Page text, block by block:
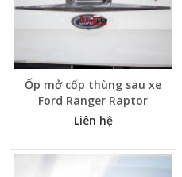
Ốp mở cốp thùng sau xe
Ford Ranger Raptor
Liên hệ